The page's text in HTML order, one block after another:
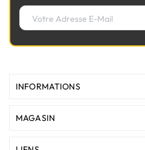
INFORMATIONS
MAGASIN